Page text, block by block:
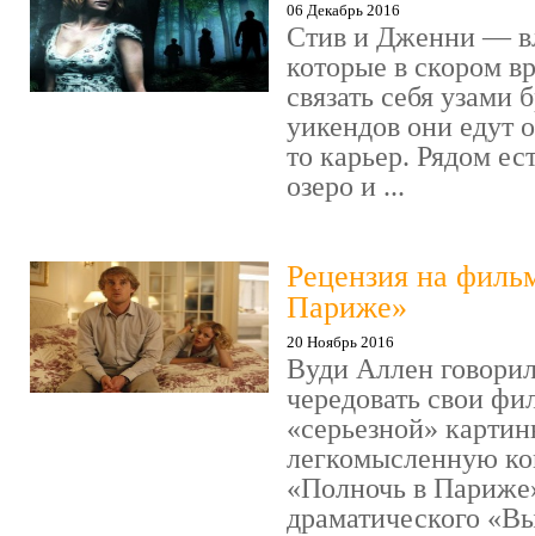
06 Декабрь 2016
Стив и Дженни —
которые в скором
связать себя узами
уикендов они едут
то карьер. Рядом
озеро и ...
Рецензия на
Париже»
20 Ноябрь 2016
Вуди Аллен
чередовать свои
«серьезной»
легкомысленную
«Полночь в
драматического